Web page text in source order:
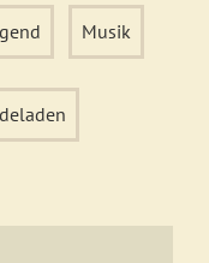
Musik